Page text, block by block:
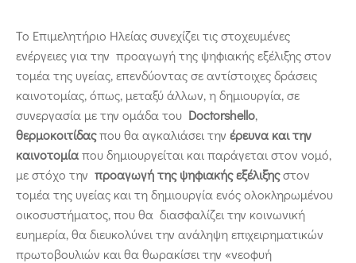
Το Επιμελητήριο Ηλείας συνεχίζει τις στοχευμένες
ενέργειες για την προαγωγή της ψηφιακής εξέλιξης στον
τομέα της υγείας, επενδύοντας σε αντίστοιχες δράσεις
καινοτομίας, όπως, μεταξύ άλλων, η δημιουργία, σε
συνεργασία με την ομάδα του Doctorshello,
θερμοκοιτίδαςπου θα αγκαλιάσει την έρευνα και την
καινοτομίαπου δημιουργείται και παράγεται στον νομό,
με στόχο την προαγωγή της ψηφιακής εξέλιξηςστον
τομέα της υγείας και τη δημιουργία ενός ολοκληρωμένου
οικοσυστήματος, που θα διασφαλίζει την κοινωνική
ευημερία, θα διευκολύνει την ανάληψη επιχειρηματικών
πρωτοβουλιών και θα θωρακίσει την «νεοφυή